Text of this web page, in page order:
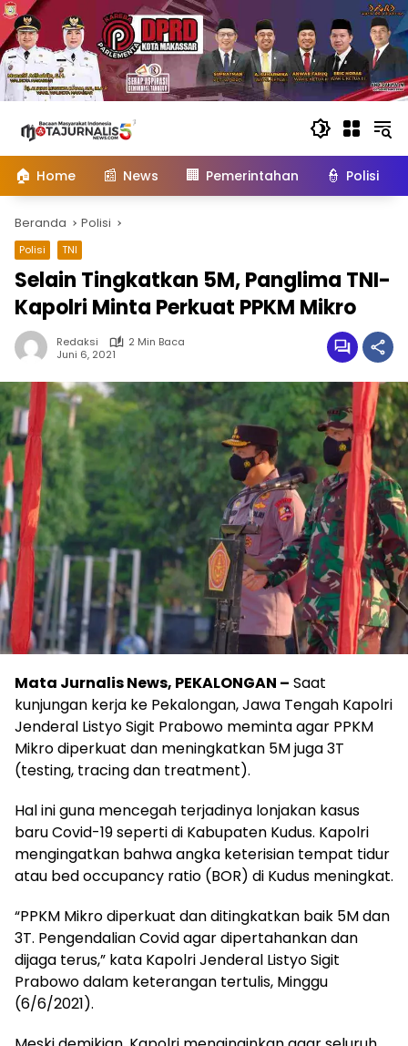
konten
🏠 Home 📰 News 🏢 Pemerintahan 👮 Polisi
Beranda Polisi
Polisi TNI
Selain Tingkatkan 5M, Panglima TNI-
Kapolri Minta Perkuat PPKM Mikro
Redaksi
2 Min Baca
Juni 6, 2021
Mata Jurnalis News, PEKALONGAN – Saat
kunjungan kerja ke Pekalongan, Jawa Tengah Kapolri
Jenderal Listyo Sigit Prabowo meminta agar PPKM
Mikro diperkuat dan meningkatkan 5M juga 3T
(testing, tracing dan treatment).
Hal ini guna mencegah terjadinya lonjakan kasus
baru Covid-19 seperti di Kabupaten Kudus. Kapolri
mengingatkan bahwa angka keterisian tempat tidur
atau bed occupancy ratio (BOR) di Kudus meningkat.
“PPKM Mikro diperkuat dan ditingkatkan baik 5M dan
3T. Pengendalian Covid agar dipertahankan dan
dijaga terus,” kata Kapolri Jenderal Listyo Sigit
Prabowo dalam keterangan tertulis, Minggu
(6/6/2021).